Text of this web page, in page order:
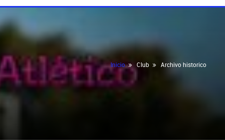
Inicio Club Archivo historico